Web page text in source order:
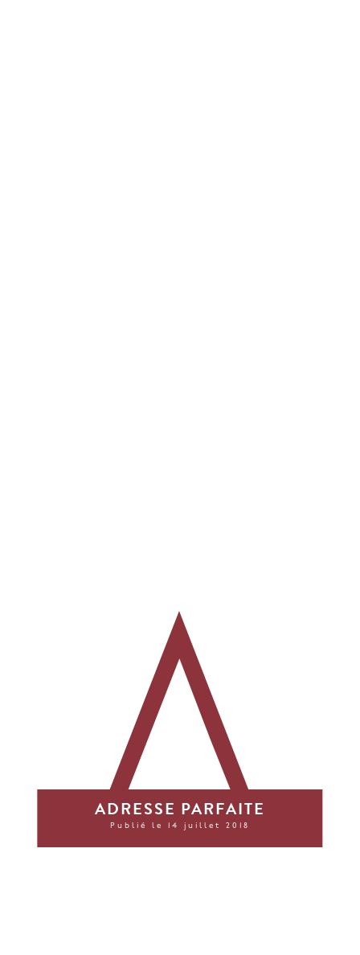
ADRESSE PARFAITE
Publié le 14 juillet 2018